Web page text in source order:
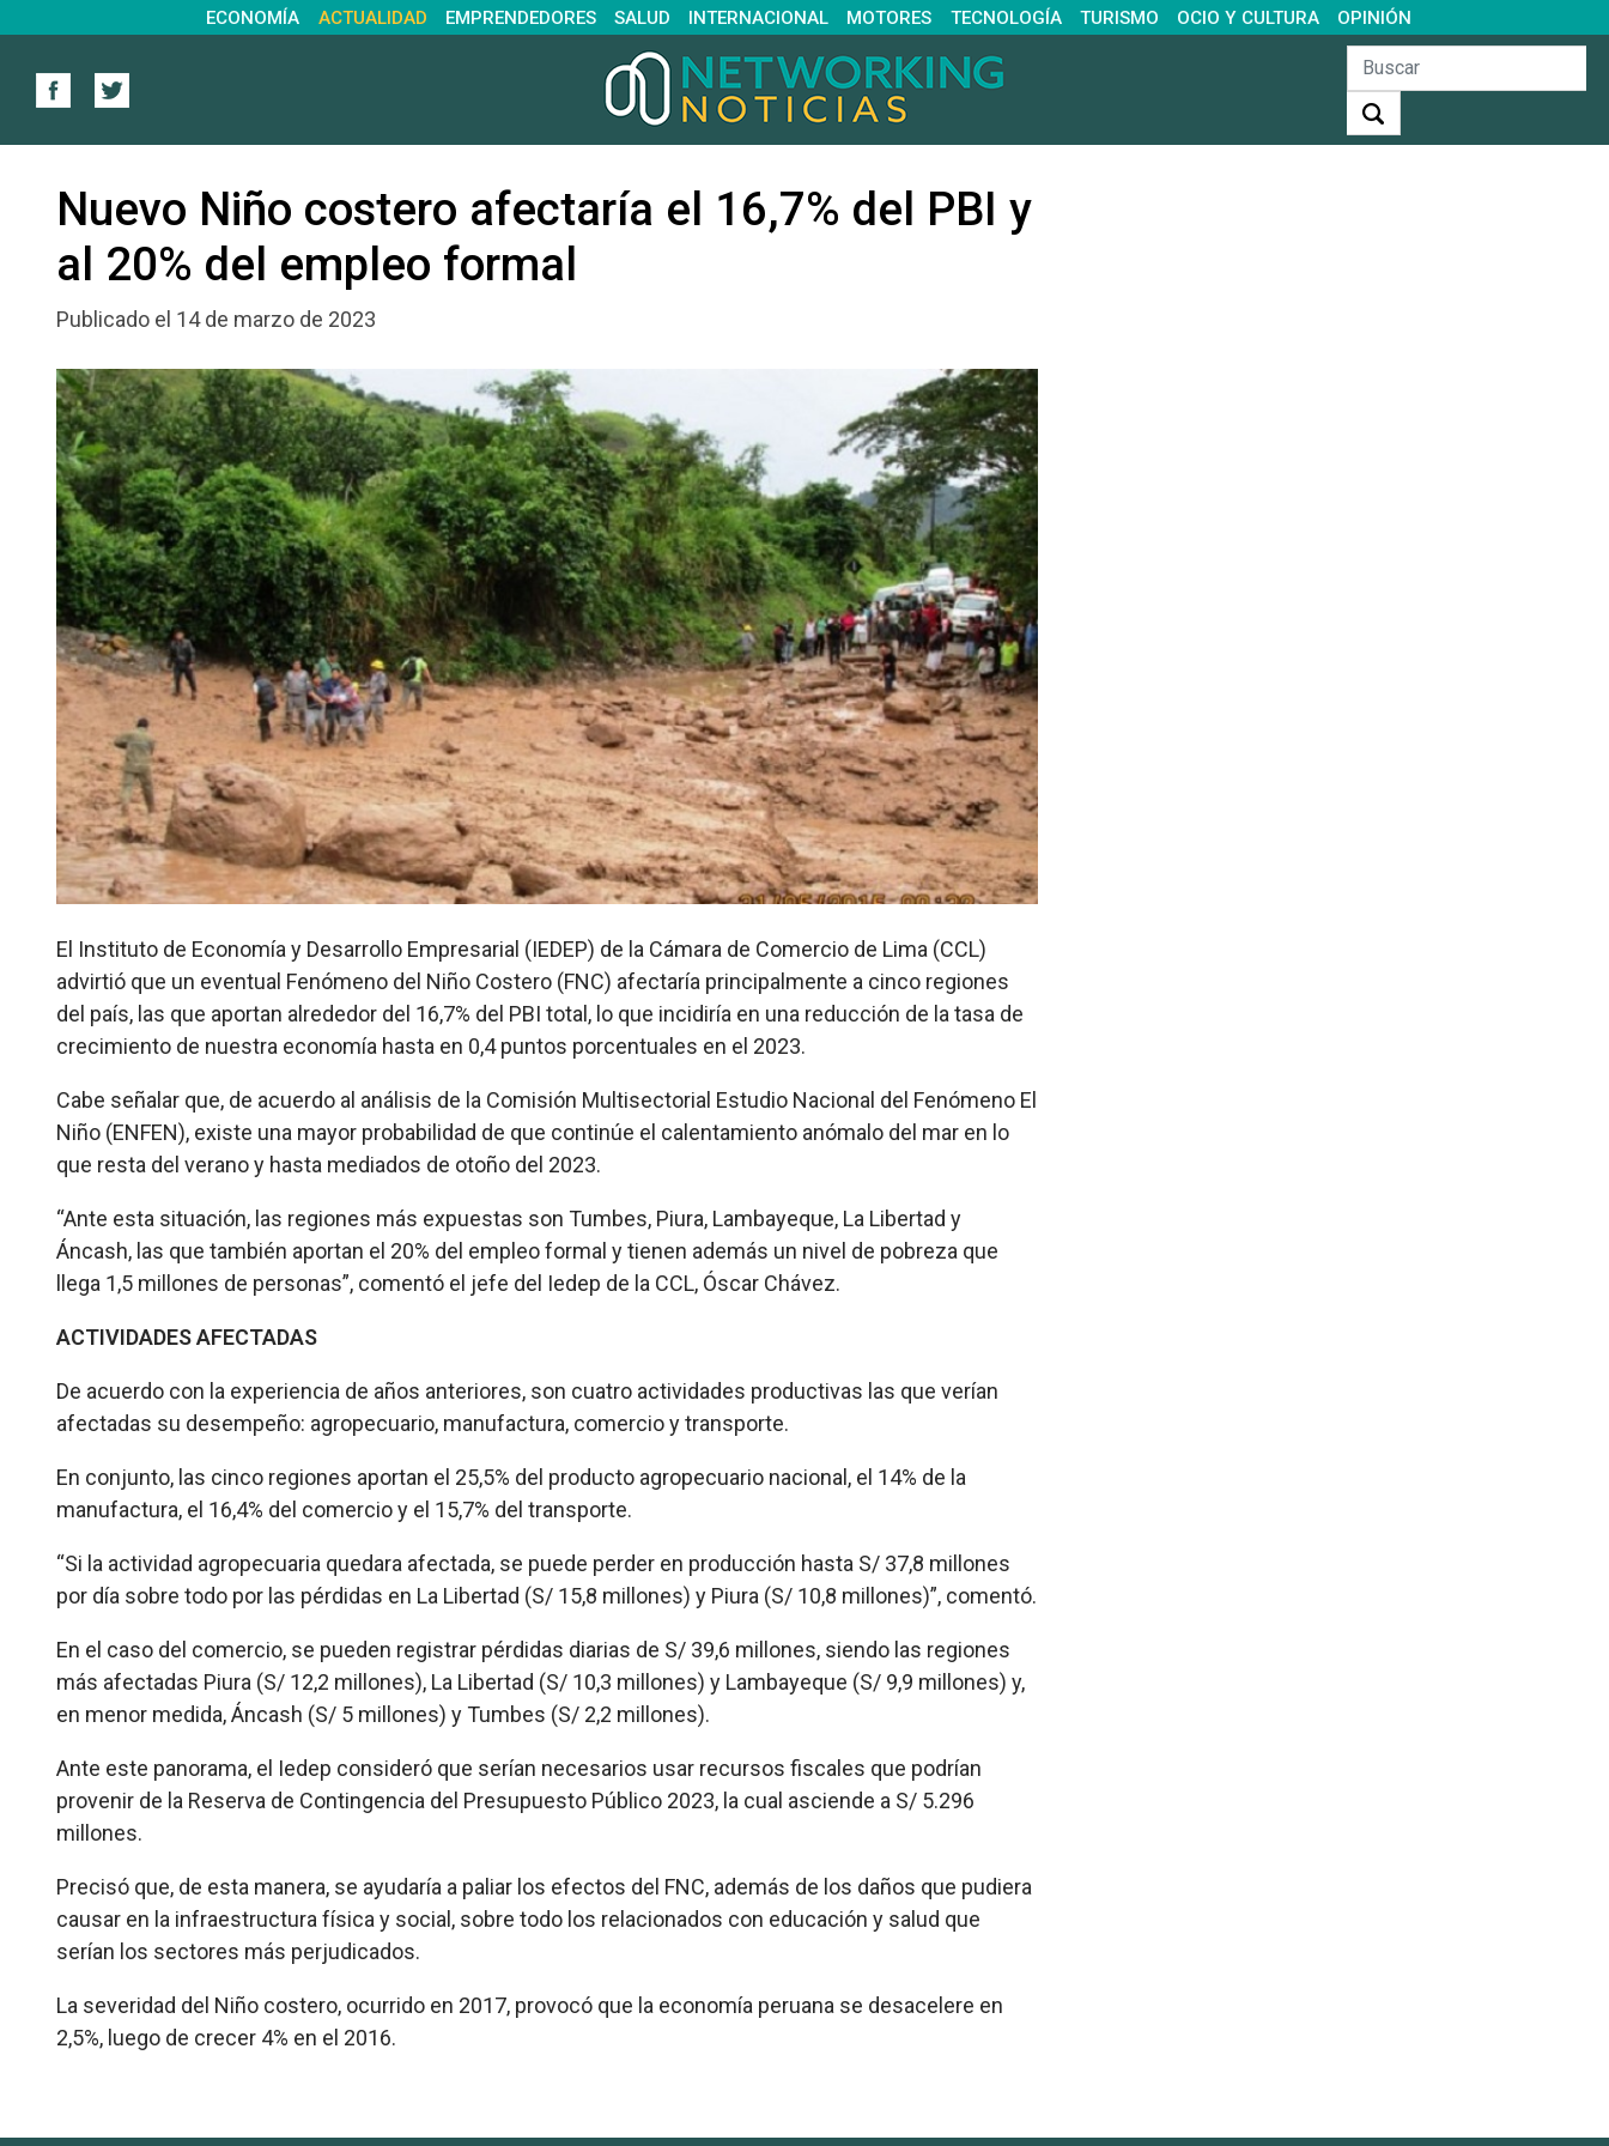
ECONOMÍA ACTUALIDAD EMPRENDEDORES SALUD INTERNACIONAL MOTORES TECNOLOGÍA TURISMO OCIO Y CULTURA OPINIÓN
Nuevo Niño costero afectaría el 16,7% del PBI y
al 20% del empleo formal
Publicado el 14 de marzo de 2023
El Instituto de Economía y Desarrollo Empresarial (IEDEP) de la Cámara de Comercio de Lima (CCL)
advirtió que un eventual Fenómeno del Niño Costero (FNC) afectaría principalmente a cinco regiones
del país, las que aportan alrededor del 16,7% del PBI total, lo que incidiría en una reducción de la tasa de
crecimiento de nuestra economía hasta en 0,4 puntos porcentuales en el 2023.
Cabe señalar que, de acuerdo al análisis de la Comisión Multisectorial Estudio Nacional del Fenómeno El
Niño (ENFEN), existe una mayor probabilidad de que continúe el calentamiento anómalo del mar en lo
que resta del verano y hasta mediados de otoño del 2023.
“Ante esta situación, las regiones más expuestas son Tumbes, Piura, Lambayeque, La Libertad y
Áncash, las que también aportan el 20% del empleo formal y tienen además un nivel de pobreza que
llega 1,5 millones de personas”, comentó el jefe del Iedep de la CCL, Óscar Chávez.
ACTIVIDADES AFECTADAS
De acuerdo con la experiencia de años anteriores, son cuatro actividades productivas las que verían
afectadas su desempeño: agropecuario, manufactura, comercio y transporte.
En conjunto, las cinco regiones aportan el 25,5% del producto agropecuario nacional, el 14% de la
manufactura, el 16,4% del comercio y el 15,7% del transporte.
“Si la actividad agropecuaria quedara afectada, se puede perder en producción hasta S/ 37,8 millones
por día sobre todo por las pérdidas en La Libertad (S/ 15,8 millones) y Piura (S/ 10,8 millones)”, comentó.
En el caso del comercio, se pueden registrar pérdidas diarias de S/ 39,6 millones, siendo las regiones
más afectadas Piura (S/ 12,2 millones), La Libertad (S/ 10,3 millones) y Lambayeque (S/ 9,9 millones) y,
en menor medida, Áncash (S/ 5 millones) y Tumbes (S/ 2,2 millones).
Ante este panorama, el Iedep consideró que serían necesarios usar recursos fiscales que podrían
provenir de la Reserva de Contingencia del Presupuesto Público 2023, la cual asciende a S/ 5.296
millones.
Precisó que, de esta manera, se ayudaría a paliar los efectos del FNC, además de los daños que pudiera
causar en la infraestructura física y social, sobre todo los relacionados con educación y salud que
serían los sectores más perjudicados.
La severidad del Niño costero, ocurrido en 2017, provocó que la economía peruana se desacelere en
2,5%, luego de crecer 4% en el 2016.